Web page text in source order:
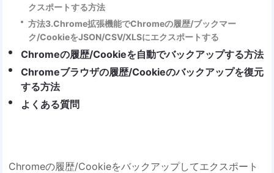
クスポートする方法
方法3.Chrome拡張機能でChromeの履歴/ブックマー
ク/CookieをJSON/CSV/XLSにエクスポートする
Chromeの履歴/Cookieを自動でバックアップする方法
Chromeブラウザの履歴/Cookieのバックアップを復元
する方法
よくある質問
Chromeの履歴/Cookieをバックアップしてエクスポート